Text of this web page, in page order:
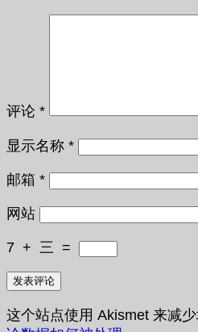
评论 *
显示名称 *
邮箱 *
网站
7 + 三 =
这个站点使用 Akismet 来减少